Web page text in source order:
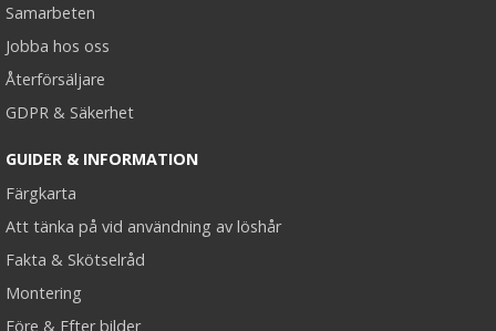
Samarbeten
Jobba hos oss
Återförsäljare
GDPR & Säkerhet
GUIDER & INFORMATION
Färgkarta
Att tänka på vid användning av löshår
Fakta & Skötselråd
Montering
Före & Efter bilder